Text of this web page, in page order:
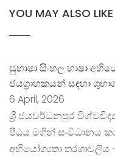
YOU MAY ALSO LIKE
සුභාෂා සිංහල භාෂා
ජයග්‍රාහකයන් සඳහා
6 April, 2026
ශ්‍රී ජයවර්ධනපුර
පීඨය මගින් සංවිධානය
අභියෝග්‍යතා තරගාවලිය